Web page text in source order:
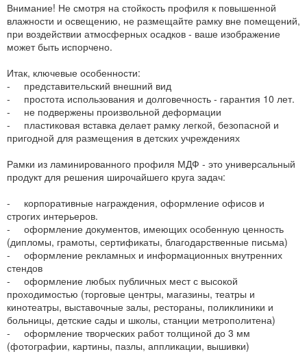
Внимание! Не смотря на стойкость профиля к повышенной
влажности и освещению, не размещайте рамку вне помещений,
при воздействии атмосферных осадков - ваше изображение
может быть испорчено.
Итак, ключевые особенности:
- представительский внешний вид
- простота использования и долговечность - гарантия 10 лет.
- не подвержены произвольной деформации
- пластиковая вставка делает рамку легкой, безопасной и
пригодной для размещения в детских учреждениях
Рамки из ламинированного профиля МДФ - это универсальный
продукт для решения широчайшего круга задач:
- корпоративные награждения, оформление офисов и
строгих интерьеров.
- оформление документов, имеющих особенную ценность
(дипломы, грамоты, сертификаты, благодарственные письма)
- оформление рекламных и информационных внутренних
стендов
- оформление любых публичных мест с высокой
проходимостью (торговые центры, магазины, театры и
кинотеатры, выставочные залы, рестораны, поликлиники и
больницы, детские сады и школы, станции метрополитена)
- оформление творческих работ толщиной до 3 мм
(фотографии, картины, пазлы, аппликации, вышивки)